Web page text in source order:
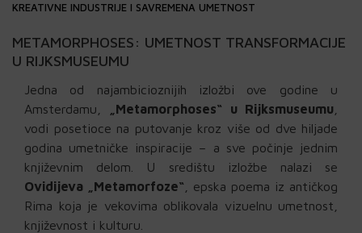
KREATIVNE INDUSTRIJE I SAVREMENA UMETNOST
METAMORPHOSES: UMETNOST TRANSFORMACIJE
U RIJKSMUSEUMU
Jedna od najambicioznijih izložbi ove godine u
Amsterdamu,
„Metamorphoses“ u Rijksmuseumu
vodi posetioce na putovanje kroz više od dve hiljade
godina umetničke inspiracije – a sve počinje jednim
književnim delom. U središtu izložbe nalazi se
Ovidijeva „Metamorfoze“ , epska poema iz antičkog
Rima koja je vekovima oblikovala vizuelnu umetnost,
književnost i kulturu.